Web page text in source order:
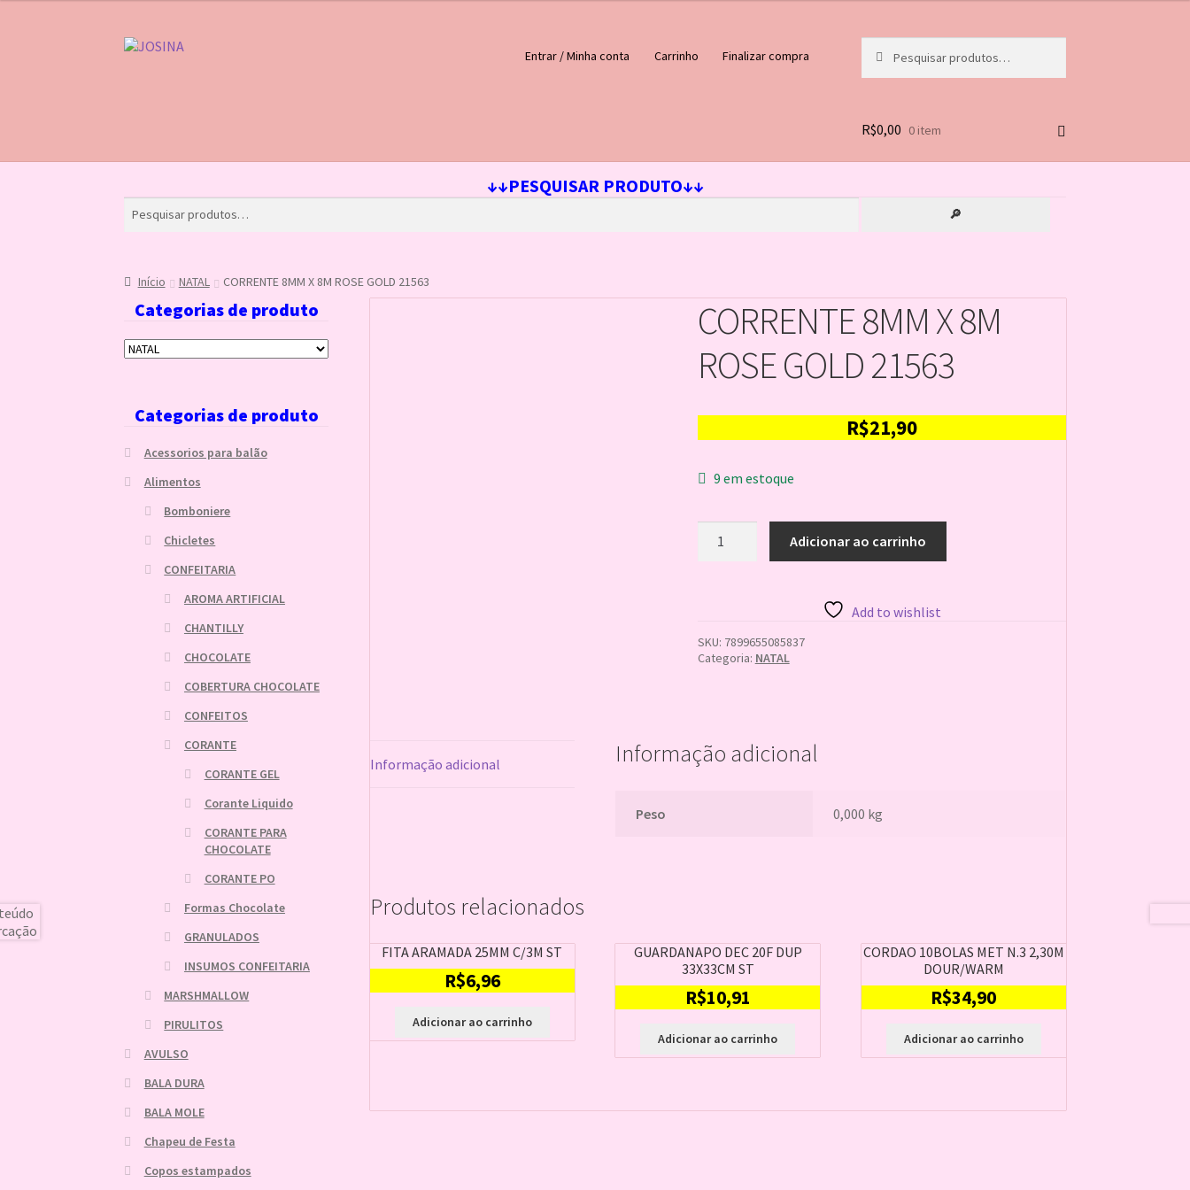
Pular
Pular
Entrar / Minha conta Carrinho Finalizar compra
por:
R$0,00 0 item
↓↓PESQUISAR PRODUTO↓↓
🔎
Início NATAL CORRENTE 8MM X 8M ROSE GOLD 21563
CORRENTE 8MM X 8M
ROSE GOLD 21563
R$21,90
9 em estoque
8MM
21563
quantidade
Adicionar ao carrinho
Add to wishlist
SKU: 7899655085837
Categoria: NATAL
Informação adicional Informação adicional
Peso 0,000 kg
Produtos relacionados
FITA ARAMADA 25MM C/3M ST
R$6,96
Adicionar ao carrinho
GUARDANAPO DEC 20F DUP
33X33CM ST
R$10,91
Adicionar ao carrinho
CORDAO 10BOLAS MET N.3 2,30M
DOUR/WARM
R$34,90
Adicionar ao carrinho
Categorias de produto
Categorias de produto
Acessorios para balão
Alimentos
Bomboniere
Chicletes
CONFEITARIA
AROMA ARTIFICIAL
CHANTILLY
CHOCOLATE
COBERTURA CHOCOLATE
CONFEITOS
CORANTE
CORANTE GEL
Corante Liquido
CORANTE PARA
CHOCOLATE
CORANTE PO
Formas Chocolate
GRANULADOS
INSUMOS CONFEITARIA
MARSHMALLOW
PIRULITOS
AVULSO
BALA DURA
BALA MOLE
Chapeu de Festa
Copos estampados